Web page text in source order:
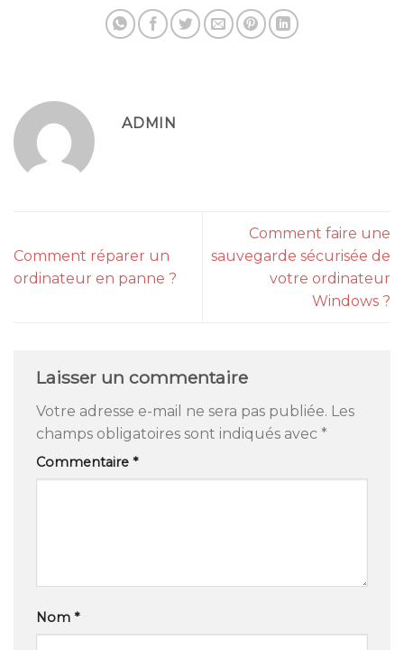
ADMIN
Comment réparer un
ordinateur en panne ?
Comment faire une
sauvegarde sécurisée de
votre ordinateur
Windows ?
Laisser un commentaire
Votre adresse e-mail ne sera pas publiée. Les
champs obligatoires sont indiqués avec *
Commentaire *
Nom *